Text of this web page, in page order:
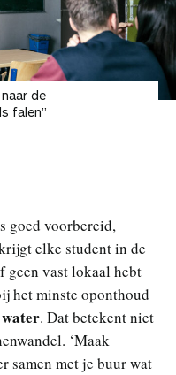
de
falen”
goed voorbereid,
elke student in de
geen vast lokaal hebt
het minste oponthoud
. Dat betekent niet
‘Maak
samen met je buur wat